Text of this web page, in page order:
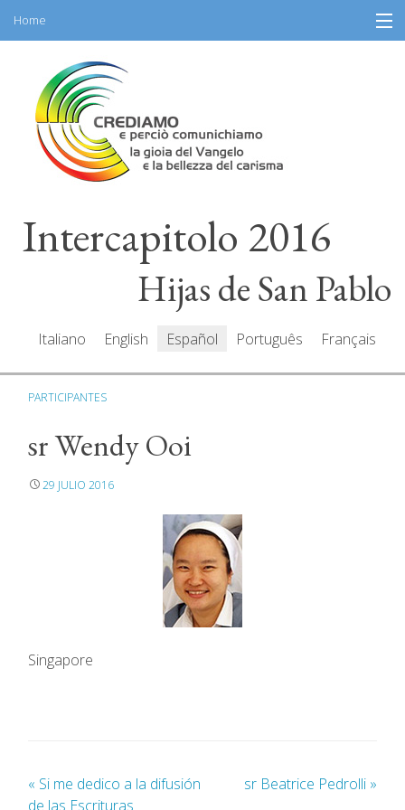
content
Home
Información
Programa
Participantes
Recursos
Intercapitolo 2016
Hijas de San Pablo
Italiano English Español Português Français
PARTICIPANTES
sr Wendy Ooi
29 JULIO 2016
Singapore
« Si me dedico a la difusión
de las Escrituras
sr Beatrice Pedrolli »